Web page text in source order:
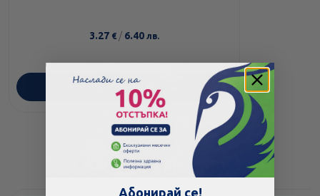
3.27 € / 6.40 лв.
ПОРЪЧАЙ
Още от тази марка
Абонирай се!